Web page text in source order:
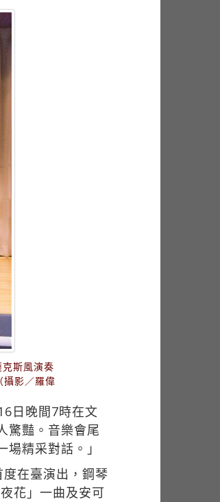
斯風演奏
影／羅偉
日晚間7時在文
驚豔。音樂會尾
精采對話。」
在臺演出，鋼琴
花」一曲及安可